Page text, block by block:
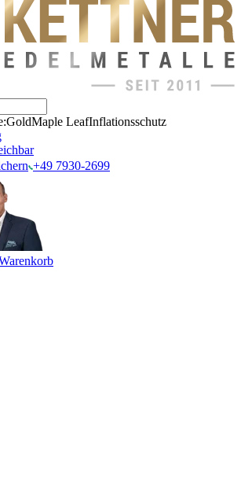
GoldMaple LeafInflationsschutz
+49 7930-2699